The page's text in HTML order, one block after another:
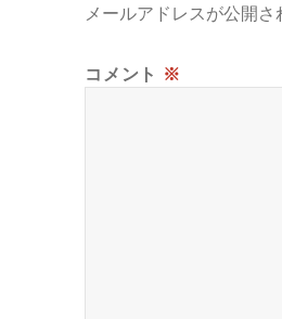
メールアドレスが公開さ
コメント ※